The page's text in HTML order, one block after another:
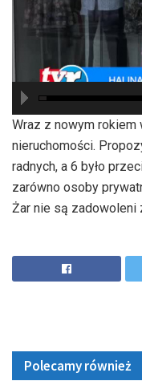
Wraz z nowym rokiem
nieruchomości.
radnych, a 6 było
zarówno osoby
Żar nie są zadowoleni
Polecamy również